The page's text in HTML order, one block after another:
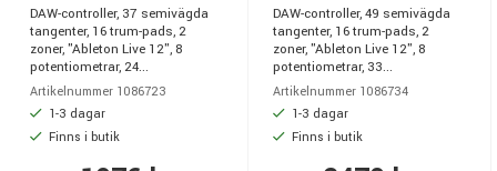
DAW-controller, 37 semivägda
tangenter, 16 trum-pads, 2
zoner, "Ableton Live 12", 8
potentiometrar, 24...
Artikelnummer 1086723
1-3 dagar
Finns i butik
DAW-controller, 49 semivägda
tangenter, 16 trum-pads, 2
zoner, "Ableton Live 12", 8
potentiometrar, 33...
Artikelnummer 1086734
1-3 dagar
Finns i butik